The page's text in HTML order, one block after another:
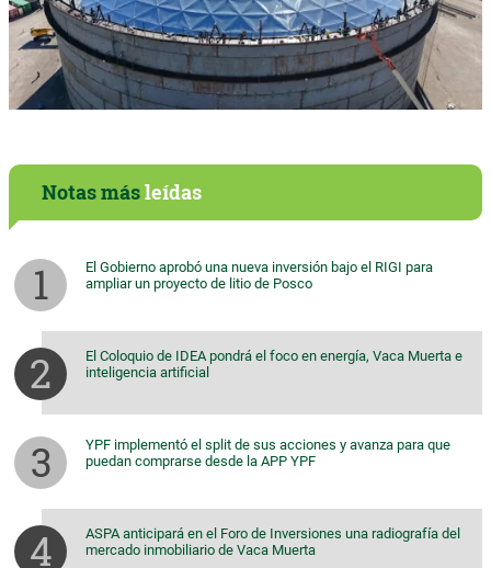
Notas másleídas
El Gobierno aprobó una nueva inversión bajo el RIGI para
ampliar un proyecto de litio de Posco
El Coloquio de IDEA pondrá el foco en energía, Vaca Muerta e
inteligencia artificial
YPF implementó el split de sus acciones y avanza para que
puedan comprarse desde la APP YPF
ASPA anticipará en el Foro de Inversiones una radiografía del
mercado inmobiliario de Vaca Muerta